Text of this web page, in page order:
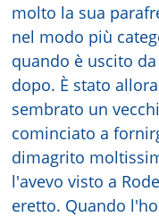
molto la sua
nel modo più
quando è uscito
dopo. È stato
sembrato un
cominciato a
dimagrito
l'avevo visto a
eretto. Quando